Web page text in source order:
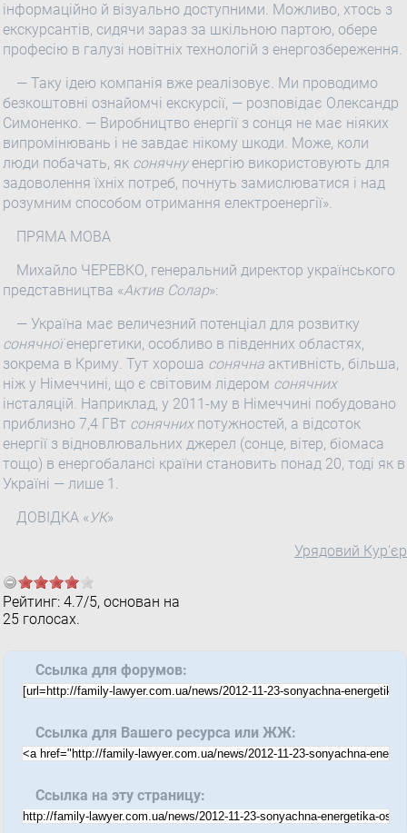
інформаційно й візуально доступними. Можливо, хтось з
екскурсантів, сидячи зараз за шкільною партою, обере
професію в галузі новітніх технологій з енергозбереження.
— Таку ідею компанія вже реалізовує. Ми проводимо
безкоштовні ознайомчі екскурсії, — розповідає Олександр
Симоненко. — Виробництво енергії з сонця не має ніяких
випромінювань і не завдає нікому шкоди. Може, коли
люди побачать, як сонячнуенергію використовують для
задоволення їхніх потреб, почнуть замислюватися і над
розумним способом отримання електроенергії».
ПРЯМА МОВА
Михайло ЧЕРЕВКО, генеральний директор українського
представництва «Актив Солар»:
— Україна має величезний потенціал для розвитку
сонячноїенергетики, особливо в південних областях,
зокрема в Криму. Тут хороша сонячна активність, більша,
ніж у Німеччині, що є світовим лідером сонячних
інсталяцій. Наприклад, у 2011-му в Німеччині побудовано
приблизно 7,4 ГВт сонячнихпотужностей, а відсоток
енергії з відновлювальних джерел (сонце, вітер, біомаса
тощо) в енергобалансі країни становить понад 20, тоді як в
Україні — лише 1.
ДОВІДКА «УК»
Урядовий Кур'єр
Рейтинг: 4.7/5, основан на
25 голосах.
Ссылка для форумов:
Ссылка для Вашего ресурса или ЖЖ:
Ссылка на эту страницу: